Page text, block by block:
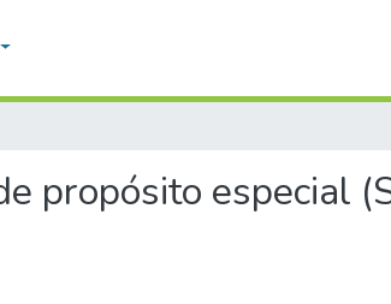
propósito especial